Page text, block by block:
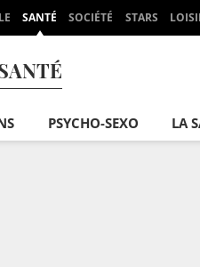
SANTÉ SOCIÉTÉ STARS
PSYCHO-SEXO LA